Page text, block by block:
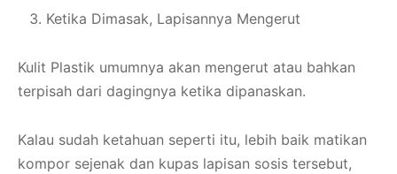
Ketika Dimasak, Lapisannya Mengerut
Kulit Plastik umumnya akan mengerut atau bahkan
terpisah dari dagingnya ketika dipanaskan.
Kalau sudah ketahuan seperti itu, lebih baik matikan
kompor sejenak dan kupas lapisan sosis tersebut,